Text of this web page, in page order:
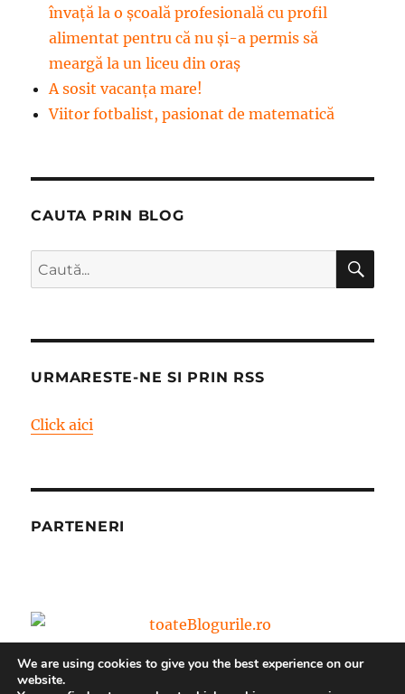
învață la o școală profesională cu profil
alimentat pentru că nu și-a permis să
meargă la un liceu din oraș
A sosit vacanța mare!
Viitor fotbalist, pasionat de matematică
CAUTA PRIN BLOG
Caută
după:
URMARESTE-NE SI PRIN RSS
Click aici
PARTENERI
We are using cookies to give you the best experience on our
website.